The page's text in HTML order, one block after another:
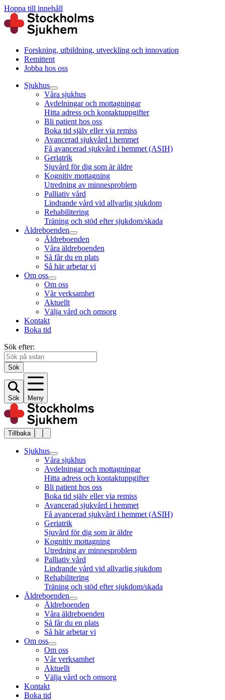
Hoppa till innehåll
Forskning, utbildning, utveckling och innovation
Remittent
Jobba hos oss
Sjukhus
Våra sjukhus
Avdelningar och mottagningar
Hitta adress och kontaktuppgifter
Bli patient hos oss
Boka tid själv eller via remiss
Avancerad sjukvård i hemmet
Få avancerad sjukvård i hemmet (ASIH)
Geriatrik
Sjuvård för dig som är äldre
Kognitiv mottagning
Utredning av minnesproblem
Palliativ vård
Lindrande vård vid allvarlig sjukdom
Rehabilitering
Träning och stöd efter sjukdom/skada
Äldreboenden
Äldreboenden
Våra äldreboenden
Så får du en plats
Så här arbetar vi
Om oss
Om oss
Vår verksamhet
Aktuellt
Välja vård och omsorg
Kontakt
Boka tid
Sök efter:
Sök
Sök Meny
Tillbaka
Sjukhus
Våra sjukhus
Avdelningar och mottagningar
Hitta adress och kontaktuppgifter
Bli patient hos oss
Boka tid själv eller via remiss
Avancerad sjukvård i hemmet
Få avancerad sjukvård i hemmet (ASIH)
Geriatrik
Sjuvård för dig som är äldre
Kognitiv mottagning
Utredning av minnesproblem
Palliativ vård
Lindrande vård vid allvarlig sjukdom
Rehabilitering
Träning och stöd efter sjukdom/skada
Äldreboenden
Äldreboenden
Våra äldreboenden
Så får du en plats
Så här arbetar vi
Om oss
Om oss
Vår verksamhet
Aktuellt
Välja vård och omsorg
Kontakt
Boka tid